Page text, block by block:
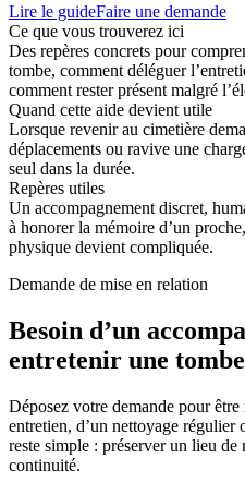
Lire le guideFaire une demande
Ce que vous trouverez ici
Des repères concrets pour
tombe, comment déléguer
comment rester présent malgré
Quand cette aide devient utile
Lorsque revenir au cimetière
déplacements ou ravive une
seul dans la durée.
Repères utiles
Un accompagnement discret,
à honorer la mémoire d’un
physique devient compliquée.
Demande de mise en relation
Besoin d’un
entretenir une
Déposez votre demande pour être
entretien, d’un nettoyage régulier
reste simple : préserver un lieu
continuité.